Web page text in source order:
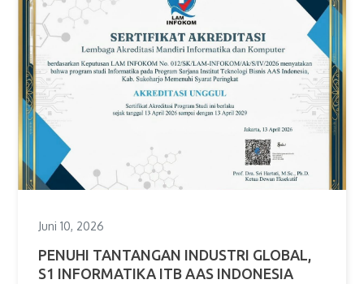
Juni 10, 2026
PENUHI TANTANGAN INDUSTRI GLOBAL,
S1 INFORMATIKA ITB AAS INDONESIA